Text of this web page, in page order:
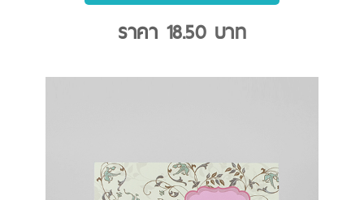
ราคา 18.50 บาท